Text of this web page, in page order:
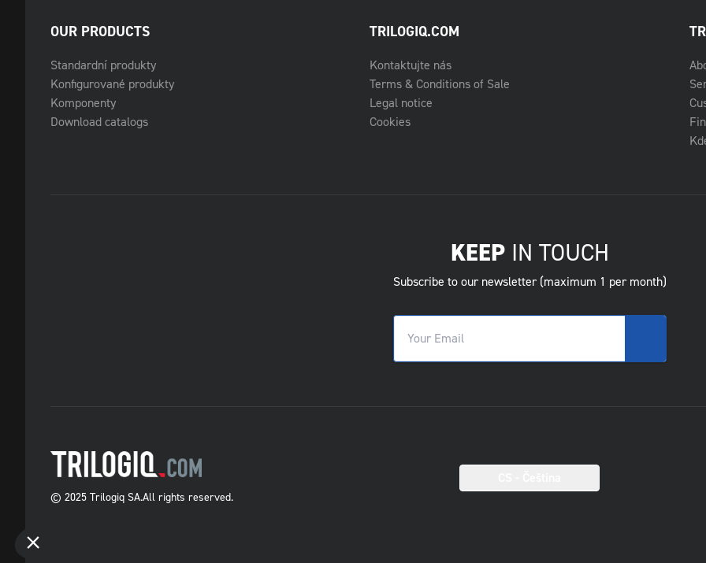
OUR PRODUCTS
Standardní produkty
Konfigurované produkty
Komponenty
Download catalogs
TRILOGIQ.COM
Kontaktujte nás
Terms & Conditions of Sale
Legal notice
Cookies
KEEPIN TOUCH
Subscribe to our newsletter (maximum 1 per month)
© 2025 Trilogiq SA.All rights reserved.